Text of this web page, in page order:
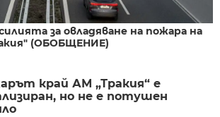
за овладяване на пожара на
(ОБОБЩЕНИЕ)
край АМ „Тракия“ е
но не е потушен